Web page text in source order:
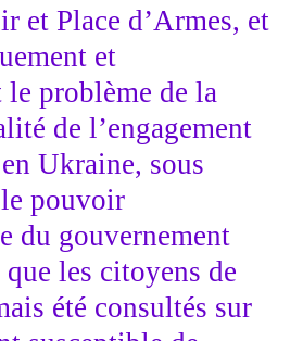
et Place d’Armes, et
et
problème de la
de l’engagement
Ukraine, sous
pouvoir
du gouvernement
les citoyens de
été consultés sur